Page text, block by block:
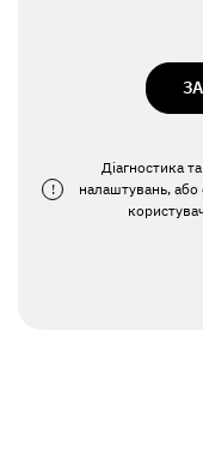
!
Діагностика
налаштувань, або